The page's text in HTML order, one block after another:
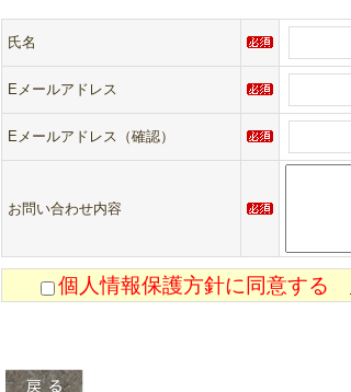
氏名
Eメールアドレス
Eメールアドレス（確認）
お問い合わせ内容
個人情報保護方針に同意する